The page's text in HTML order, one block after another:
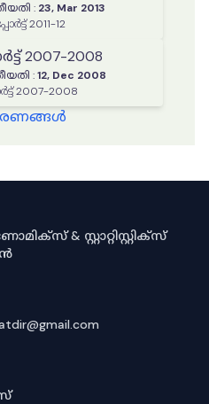
: 23, Mar 2013
2011-12
2007-2008
:12, Dec 2008
ഭരണ റിപ്പോർട്ട് 2007-2008
& സ്റ്റാറ്റിസ്റ്റിക്സ്